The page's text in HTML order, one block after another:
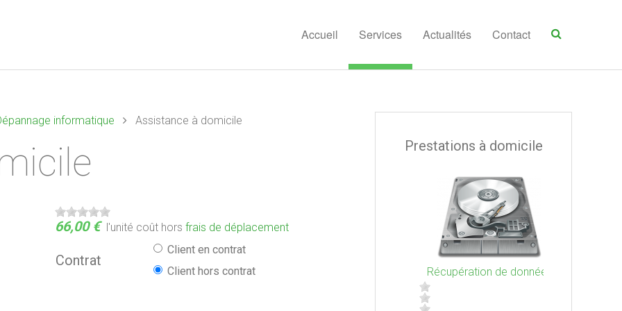
Accueil Services Actualités Contact
informatique Assistance à domicile
66,00 € l'unité coût hors frais de déplacement
Contrat
Client en contrat
Client hors contrat
Prestations à domicile
Audit et conseils en services
Récupération de données